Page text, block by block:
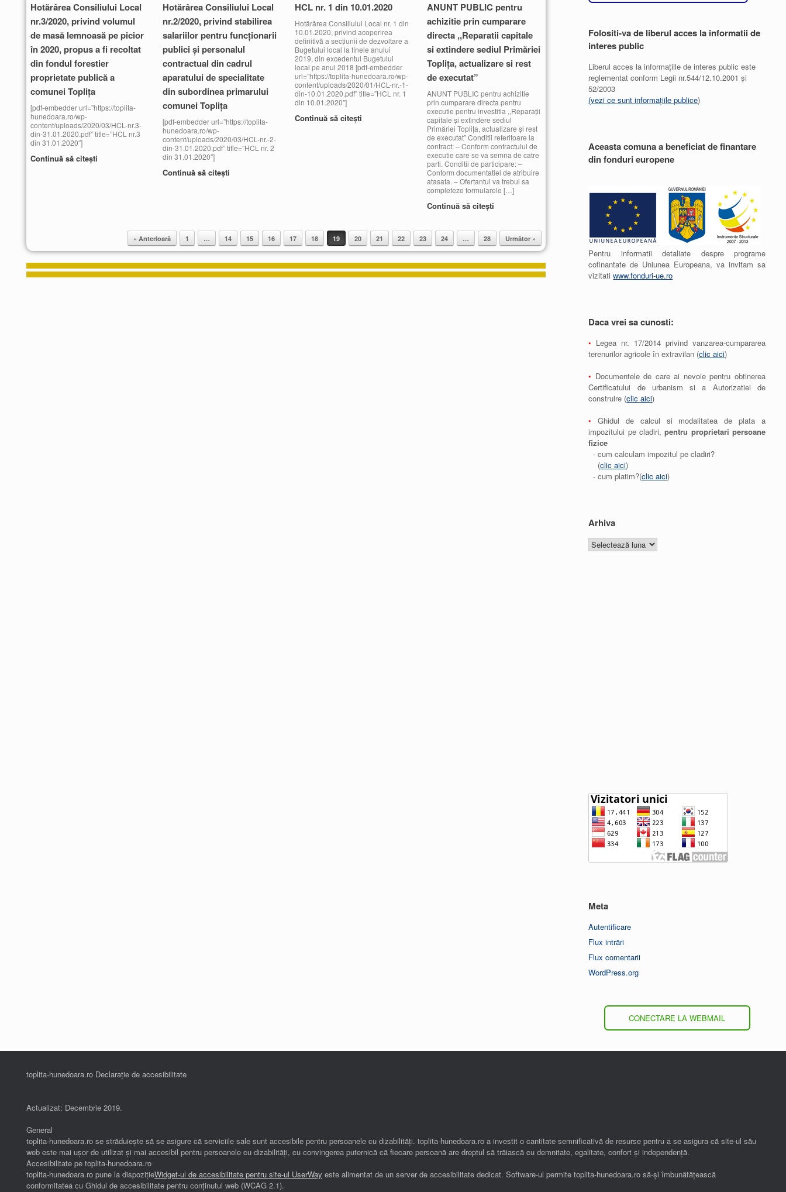
Hotărârea Consiliului Local
nr.3/2020, privind volumul
de masă lemnoasă pe picior
în 2020, propus a fi recoltat
din fondul forestier
proprietate publică a
comunei Toplița
[pdf-embedder url=”https://toplita-
hunedoara.ro/wp-
content/uploads/2020/03/HCL-nr.3-
din-31.01.2020.pdf” title=”HCL nr.3
din 31.01.2020″]
Continuă să citești
Hotărârea Consiliului Local
nr.2/2020, privind stabilirea
salariilor pentru funcționarii
publici și personalul
contractual din cadrul
aparatului de specialitate
din subordinea primarului
comunei Toplița
[pdf-embedder url=”https://toplita-
hunedoara.ro/wp-
content/uploads/2020/03/HCL-nr.-2-
din-31.01.2020.pdf” title=”HCL nr. 2
din 31.01.2020″]
Continuă să citești
HCL nr. 1 din 10.01.2020
Hotărârea Consiliului Local nr. 1 din
10.01.2020, privind acoperirea
definitivă a secțiunii de dezvoltare a
Bugetului local la finele anului
2019, din excedentul Bugetului
local pe anul 2018 [pdf-embedder
url=”https://toplita-hunedoara.ro/wp-
content/uploads/2020/01/HCL-nr.-1-
din-10.01.2020.pdf” title=”HCL nr. 1
din 10.01.2020″]
Continuă să citești
ANUNT PUBLIC pentru
achizitie prin cumparare
directa ,,Reparatii capitale
si extindere sediul Primăriei
Topliţa, actualizare si rest
de executat”
ANUNT PUBLIC pentru achizitie
prin cumparare directa pentru
executie pentru investitia ,,Reparaţii
capitale şi extindere sediul
Primăriei Topliţa, actualizare şi rest
de executat” Conditii referitoare la
contract: – Conform contractului de
executie care se va semna de catre
parti. Conditii de participare: –
Conform documentatiei de atribuire
atasata. – Ofertantul va trebui sa
completeze formularele […]
Continuă să citești
Post navigation
« Anterioară 1 … 14 15 16 17 18 19 20 21 22 23 24 … 28 Următor »
Folositi-va de liberul acces la informatii de
interes public
Liberul acces la informațiile de interes public este
reglementat conform Legii nr.544/12.10.2001 și
52/2003
(vezi ce sunt informațiile publice)
Aceasta comuna a beneficiat de finantare
din fonduri europene
Pentru informatii detaliate despre programe
cofinantate de Uniunea Europeana, va invitam sa
vizitatiwww.fonduri-ue.ro
Daca vrei sa cunosti:
• Legea nr. 17/2014 privind vanzarea-cumpararea
terenurilor agricole în extravilan (clic aici)
• Documentele de care ai nevoie pentru obtinerea
Certificatului de urbanism si a Autorizatiei de
construire (clic aici)
• Ghidul de calcul si modalitatea de plata a
impozitului pe cladiri, pentru proprietari persoane
fizice
- cum calculam impozitul pe cladiri?
(clic aici)
- cum platim?(clic aici)
Arhiva
Meta
Autentificare
Flux intrări
Flux comentarii
WordPress.org
CONECTARE LA WEBMAIL
toplita-hunedoara.ro Declarație de accesibilitate
Actualizat: Decembrie 2019.
General
toplita-hunedoara.ro se străduiește să se asigure că serviciile sale sunt accesibile pentru persoanele cu dizabilități. toplita-hunedoara.ro a investit o cantitate semnificativă de resurse pentru a se asigura că site-ul său
web este mai ușor de utilizat și mai accesibil pentru persoanele cu dizabilități, cu convingerea puternică că fiecare persoană are dreptul să trăiască cu demnitate, egalitate, confort și independenţă.
Accesibilitate pe toplita-hunedoara.ro
toplita-hunedoara.ro pune la dispozițieWidget-ul de accesibilitate pentru site-ul UserWay este alimentat de un server de accesibilitate dedicat. Software-ul permite toplita-hunedoara.ro să-și îmbunătățească
conformitatea cu Ghidul de accesibilitate pentru conținutul web (WCAG 2.1).